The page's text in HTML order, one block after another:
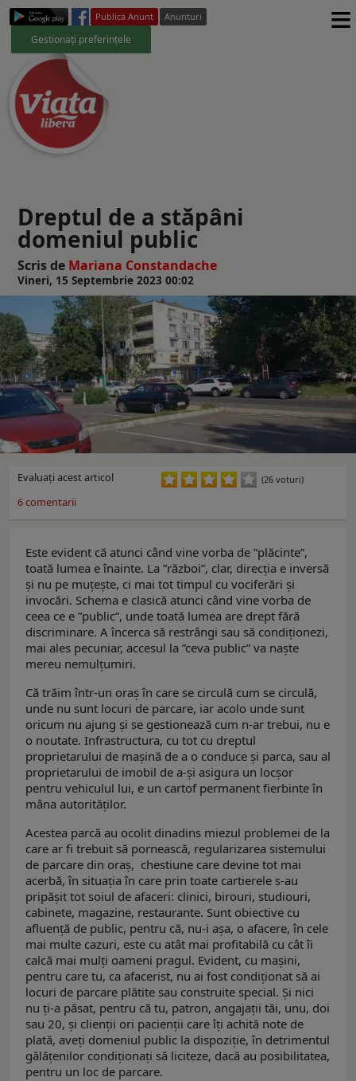
Publica Anunt Anunturi
Gestionați preferințele ≡
Dreptul de a stăpâni
domeniul public
Scris de Mariana Constandache
Vineri, 15 Septembrie 2023 00:02
Evaluaţi acest articol (26 voturi)
6comentarii
Este evident că atunci când vine vorba de ”plăcinte”,
toată lumea e înainte. La ”război”, clar, direcția e inversă
și nu pe muțește, ci mai tot timpul cu vociferări și
invocări. Schema e clasică atunci când vine vorba de
ceea ce e ”public”, unde toată lumea are drept fără
discriminare. A încerca să restrângi sau să condiționezi,
mai ales pecuniar, accesul la ”ceva public” va naște
mereu nemulțumiri.
Că trăim într-un oraș în care se circulă cum se circulă,
unde nu sunt locuri de parcare, iar acolo unde sunt
oricum nu ajung și se gestionează cum n-ar trebui, nu e
o noutate. Infrastructura, cu tot cu dreptul
proprietarului de mașină de a o conduce și parca, sau al
proprietarului de imobil de a-și asigura un locșor
pentru vehiculul lui, e un cartof permanent fierbinte în
mâna autorităților.
Acestea parcă au ocolit dinadins miezul problemei de la
care ar fi trebuit să pornească, regularizarea sistemului
de parcare din oraș, chestiune care devine tot mai
acerbă, în situația în care prin toate cartierele s-au
pripășit tot soiul de afaceri: clinici, birouri, studiouri,
cabinete, magazine, restaurante. Sunt obiective cu
afluență de public, pentru că, nu-i așa, o afacere, în cele
mai multe cazuri, este cu atât mai profitabilă cu cât îi
calcă mai mulți oameni pragul. Evident, cu mașini,
pentru care tu, ca afacerist, nu ai fost condiționat să ai
locuri de parcare plătite sau construite special. Și nici
nu ți-a păsat, pentru că tu, patron, angajații tăi, unu, doi
sau 20, și clienții ori pacienții care îți achită note de
plată, aveţi domeniul public la dispoziție, în detrimentul
gălățenilor condiționați să liciteze, dacă au posibilitatea,
pentru un loc de parcare.